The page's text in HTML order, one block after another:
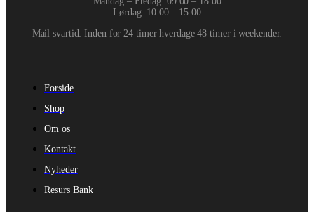
Lørdag: 10:00 – 15:00
Mail svartid: Inden for 24 timer hverdage 48 timer i weekender.
Forside
Shop
Om os
Kontakt
Nyheder
Resurs Bank